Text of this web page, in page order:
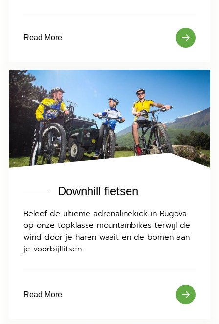
Read More
Downhill fietsen
Beleef de ultieme adrenalinekick in Rugova
op onze topklasse mountainbikes terwijl de
wind door je haren waait en de bomen aan
je voorbijflitsen.
Read More